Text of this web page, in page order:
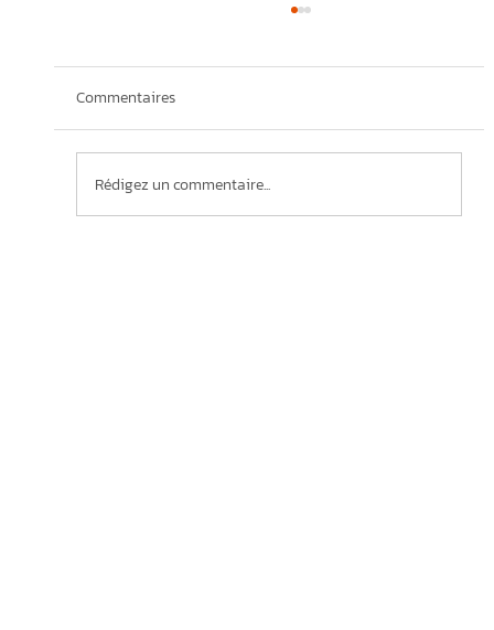
Commentaires
Rédigez un commentaire...